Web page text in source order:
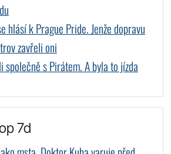
hlásí k Prague Pride. Jenže dopravu
zavřeli oni
společně s Pirátem. A byla to jízda
7d